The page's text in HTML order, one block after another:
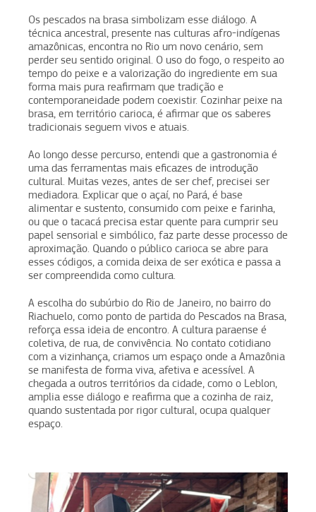
Os pescados na brasa simbolizam esse diálogo. A
técnica ancestral, presente nas culturas afro-indígenas
amazônicas, encontra no Rio um novo cenário, sem
perder seu sentido original. O uso do fogo, o respeito ao
tempo do peixe e a valorização do ingrediente em sua
forma mais pura reafirmam que tradição e
contemporaneidade podem coexistir. Cozinhar peixe na
brasa, em território carioca, é afirmar que os saberes
tradicionais seguem vivos e atuais.
Ao longo desse percurso, entendi que a gastronomia é
uma das ferramentas mais eficazes de introdução
cultural. Muitas vezes, antes de ser chef, precisei ser
mediadora. Explicar que o açaí, no Pará, é base
alimentar e sustento, consumido com peixe e farinha,
ou que o tacacá precisa estar quente para cumprir seu
papel sensorial e simbólico, faz parte desse processo de
aproximação. Quando o público carioca se abre para
esses códigos, a comida deixa de ser exótica e passa a
ser compreendida como cultura.
A escolha do subúrbio do Rio de Janeiro, no bairro do
Riachuelo, como ponto de partida do Pescados na Brasa,
reforça essa ideia de encontro. A cultura paraense é
coletiva, de rua, de convivência. No contato cotidiano
com a vizinhança, criamos um espaço onde a Amazônia
se manifesta de forma viva, afetiva e acessível. A
chegada a outros territórios da cidade, como o Leblon,
amplia esse diálogo e reafirma que a cozinha de raiz,
quando sustentada por rigor cultural, ocupa qualquer
espaço.